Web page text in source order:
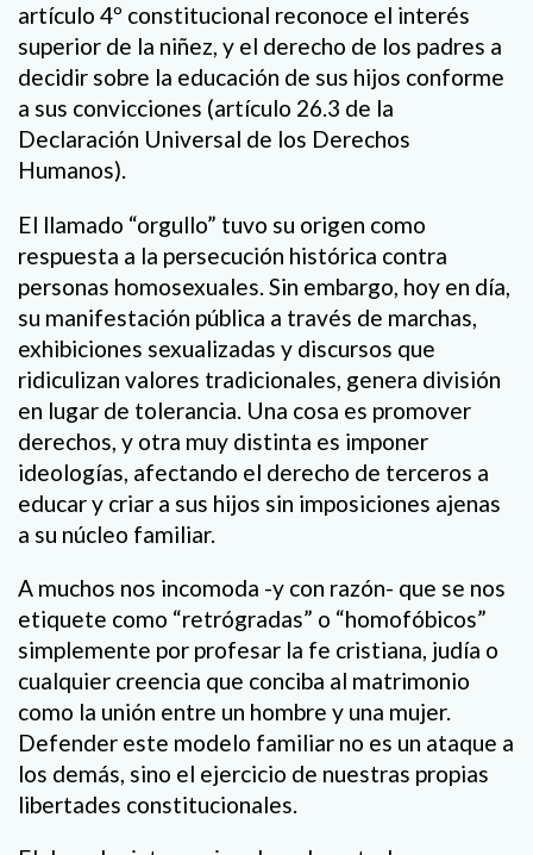
artículo 4º constitucional reconoce el interés
superior de la niñez, y el derecho de los padres a
decidir sobre la educación de sus hijos conforme
a sus convicciones (artículo 26.3 de la
Declaración Universal de los Derechos
Humanos).
El llamado “orgullo” tuvo su origen como
respuesta a la persecución histórica contra
personas homosexuales. Sin embargo, hoy en día,
su manifestación pública a través de marchas,
exhibiciones sexualizadas y discursos que
ridiculizan valores tradicionales, genera división
en lugar de tolerancia. Una cosa es promover
derechos, y otra muy distinta es imponer
ideologías, afectando el derecho de terceros a
educar y criar a sus hijos sin imposiciones ajenas
a su núcleo familiar.
A muchos nos incomoda -y con razón- que se nos
etiquete como “retrógradas” o “homofóbicos”
simplemente por profesar la fe cristiana, judía o
cualquier creencia que conciba al matrimonio
como la unión entre un hombre y una mujer.
Defender este modelo familiar no es un ataque a
los demás, sino el ejercicio de nuestras propias
libertades constitucionales.